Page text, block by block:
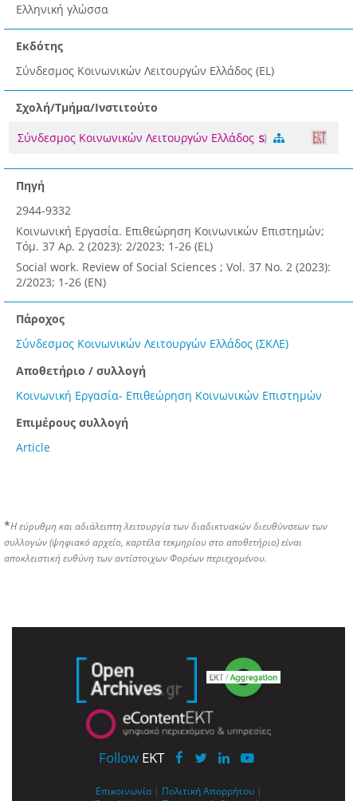
Ελληνική γλώσσα
Εκδότης
Σύνδεσμος Κοινωνικών Λειτουργών Ελλάδος (EL)
Σχολή/Τμήμα/Ινστιτούτο
Σύνδεσμος Κοινωνικών Λειτουργών Ελλάδος
Πηγή
2944-9332
Κοινωνική Εργασία. Επιθεώρηση Κοινωνικών Επιστημών;
Τόμ. 37 Αρ. 2 (2023): 2/2023; 1-26 (EL)
Social work. Review of Social Sciences ; Vol. 37 No. 2 (2023):
2/2023; 1-26 (EN)
Πάροχος
Σύνδεσμος Κοινωνικών Λειτουργών Ελλάδος (ΣΚΛΕ)
Αποθετήριο / συλλογή
Κοινωνική Εργασία- Επιθεώρηση Κοινωνικών Επιστημών
Επιμέρους συλλογή
Article
*Η εύρυθμη και αδιάλειπτη λειτουργία των διαδικτυακών διευθύνσεων των
συλλογών (ψηφιακό αρχείο, καρτέλα τεκμηρίου στο αποθετήριο) είναι
αποκλειστική ευθύνη των αντίστοιχων Φορέων περιεχομένου.
Follow EKT
Επικοινωνία | Πολιτική Απορρήτου |